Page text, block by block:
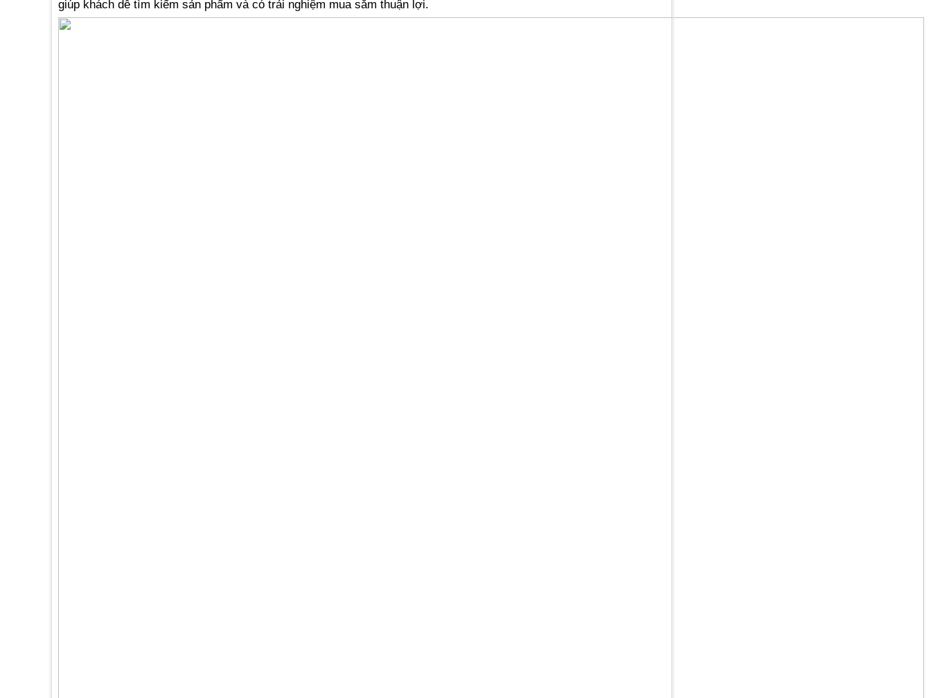
giúp khách dễ tìm kiếm sản phẩm và có trải nghiệm mua sắm thuận lợi.